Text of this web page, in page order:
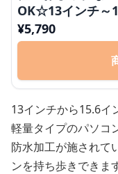
OK☆13インチ～
¥5,790
13インチから15.6イ
軽量タイプのパソコ
防水加工が施されて
ンを持ち歩きできます